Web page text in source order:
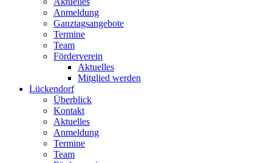
Anmeldung
Ganztagsangebote
Termine
Team
Förderverein
Aktuelles
Mitglied werden
Lückendorf
Überblick
Kontakt
Aktuelles
Anmeldung
Termine
Team